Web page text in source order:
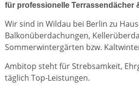
für professionelle Terrassendächer
Wir sind in Wildau bei Berlin zu
Balkonüberdachungen,
Sommerwintergärten bzw.
Ambitop steht für Strebsamkeit,
täglich Top-Leistungen.